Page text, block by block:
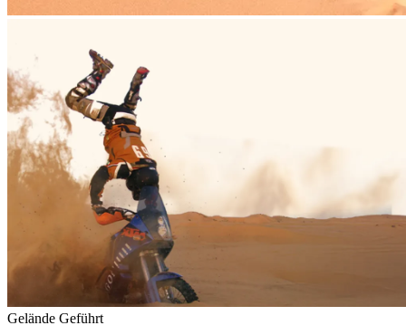
Gelände Geführt